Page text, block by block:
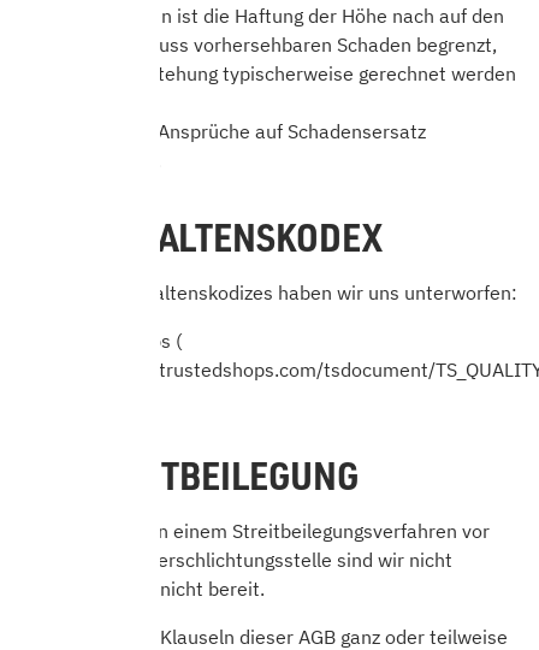
Erfüllungsgehilfen ist die Haftung der Höhe nach auf den
bei Vertragsschluss vorhersehbaren Schaden begrenzt,
mit dessen Entstehung typischerweise gerechnet werden
Im übrigen sind Ansprüche auf Schadensersatz
12. VERHALTENSKODEX
Folgenden Verhaltenskodizes haben wir uns unterworfen:
Trusted Shops (
https://www.trustedshops.com/tsdocument/
13. STREITBEILEGUNG
Zur Teilnahme an einem Streitbeilegungsverfahren vor
einer Verbraucherschlichtungsstelle sind wir nicht
verpflichtet und nicht bereit.
Sollten einzelne Klauseln dieser AGB ganz oder teilweise